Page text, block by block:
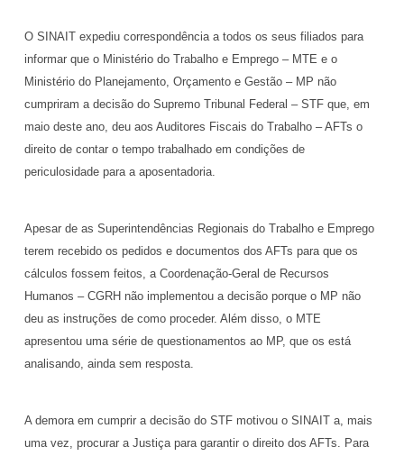
O SINAIT expediu correspondência a todos os seus filiados para
informar que o Ministério do Trabalho e Emprego – MTE e o
Ministério do Planejamento, Orçamento e Gestão – MP não
cumpriram a decisão do Supremo Tribunal Federal – STF que, em
maio deste ano, deu aos Auditores Fiscais do Trabalho – AFTs o
direito de contar o tempo trabalhado em condições de
periculosidade para a aposentadoria.
Apesar de as Superintendências Regionais do Trabalho e Emprego
terem recebido os pedidos e documentos dos AFTs para que os
cálculos fossem feitos, a Coordenação-Geral de Recursos
Humanos – CGRH não implementou a decisão porque o MP não
deu as instruções de como proceder. Além disso, o MTE
apresentou uma série de questionamentos ao MP, que os está
analisando, ainda sem resposta.
A demora em cumprir a decisão do STF motivou o SINAIT a, mais
uma vez, procurar a Justiça para garantir o direito dos AFTs. Para